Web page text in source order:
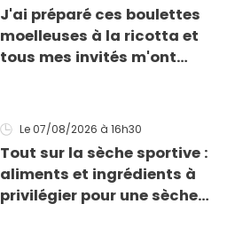
J'ai préparé ces boulettes
moelleuses à la ricotta et
tous mes invités m'ont
Le 07/08/2026 à 16h30
Tout sur la sèche sportive :
aliments et ingrédients à
privilégier pour une sèche